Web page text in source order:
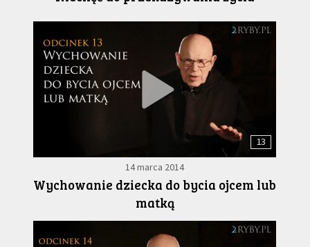
13
14 marca 2014
Wychowanie dziecka do bycia ojcem lub
matką